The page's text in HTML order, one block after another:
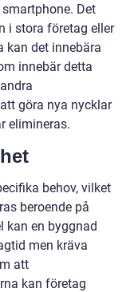
Det
i stora företag eller
kan det innebära
innebär detta
göra nya nycklar
elimineras.
behov, vilket
beroende på
kan en byggnad
men kräva
att
kan företag